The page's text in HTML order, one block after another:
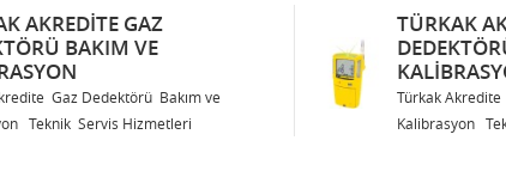
TÜRKAK AKREDITE GAZ
DEDEKTÖRÜ BAKIM VE
KALIBRASYON
Türkak Akredite Gaz Dedektörü Bakım ve
Kalibrasyon Teknik Servis Hizmetleri